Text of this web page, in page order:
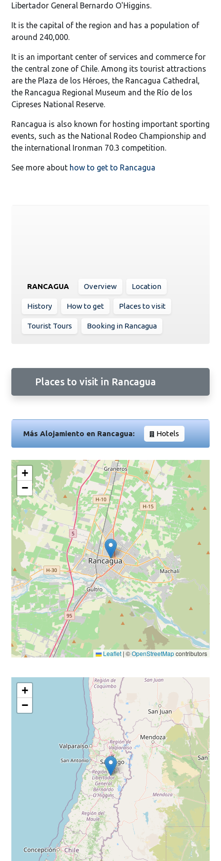
Libertador General Bernardo O'Higgins.
It is the capital of the region and has a population of
around 240,000.
It is an important center of services and commerce for
the central zone of Chile. Among its tourist attractions
are the Plaza de los Héroes, the Rancagua Cathedral,
the Rancagua Regional Museum and the Río de los
Cipreses National Reserve.
Rancagua is also known for hosting important sporting
events, such as the National Rodeo Championship and
the international Ironman 70.3 competition.
See more about how to get to Rancagua
RANCAGUA Overview Location
History How to get Places to visit
Tourist Tours Booking in Rancagua
Places to visit in Rancagua
Más Alojamiento en Rancagua: Hotels
+
−
Leaflet | ©OpenStreetMapcontributors
+
−